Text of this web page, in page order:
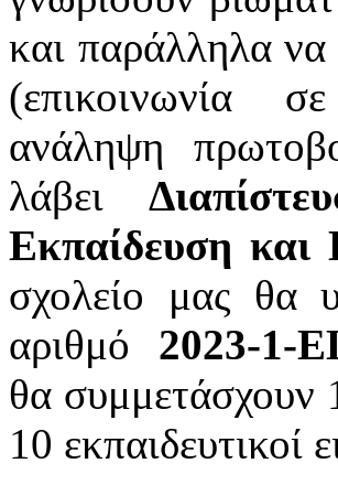
και παράλληλα να
(επικοινωνία
ανάληψη
λάβει
Εκπαίδευση και
σχολείο μας θα
αριθμό 2023-1-
θα συμμετάσχουν
10 εκπαιδευτικοί